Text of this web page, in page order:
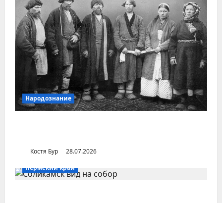
Народознание
Костя Бур
28.07.2026
Пермский край